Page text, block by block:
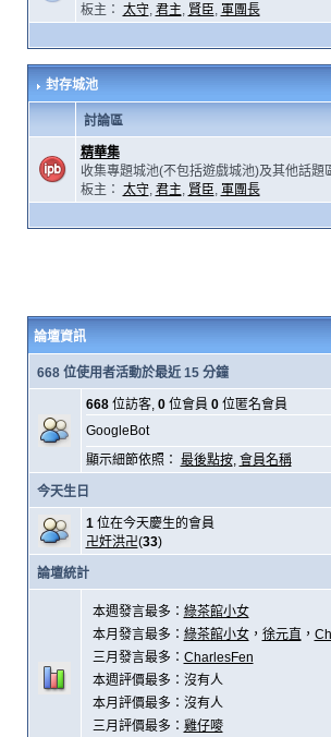
板主： 太守, 君主, 賢臣, 軍團長
封存城池
討論區
精華集
收集專題城池(不包括遊戲城池)及其他話
板主： 太守, 君主, 賢臣, 軍團長
論壇資訊
668 位使用者活動於最近 15 分鐘
668位訪客, 0位會員 0位匿名會員
GoogleBot
顯示細節依照： 最後點按, 會員名稱
今天生日
1位在今天慶生的會員
卍奸洪卍(33)
論壇統計
本週發言最多： 綠茶館小女
本月發言最多： 綠茶館小女， 徐元直 ，
三月發言最多： CharlesFen
本週評價最多：沒有人
本月評價最多：沒有人
三月評價最多： 雞仔嘜